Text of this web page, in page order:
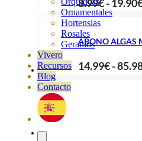
Ornamentales
Hortensias
Rosales
Geranios
Vivero
Recursos
Blog
Contacto
8.99€-19.90
ABONO ALGAS
14.99€-